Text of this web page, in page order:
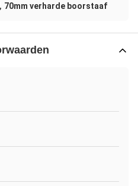
, 70mm verharde boorstaaf